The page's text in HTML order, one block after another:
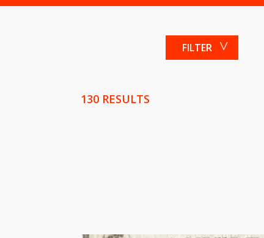
FILTER
130 RESULTS